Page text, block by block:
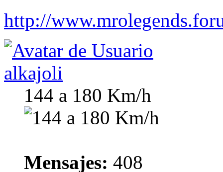
http://
alkajoli
144 a 180 Km/h
Mensajes: 408